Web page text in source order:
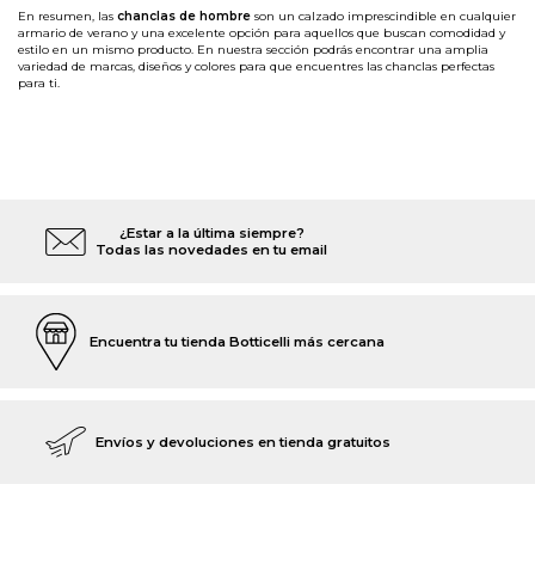
En resumen, las chanclas de hombre son un calzado imprescindible en cualquier
armario de verano y una excelente opción para aquellos que buscan comodidad y
estilo en un mismo producto. En nuestra sección podrás encontrar una amplia
variedad de marcas, diseños y colores para que encuentres las chanclas perfectas
para ti.
¿Estar a la última siempre?
Todas las novedades en tu email
Encuentra tu tienda Botticelli más cercana
Envíos y devoluciones en tienda gratuitos